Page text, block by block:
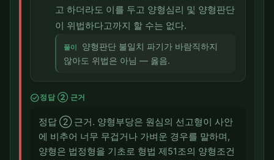
고 하더라도 이를 두고 양형심리 및 양형판단
이 위법하다고까지 할 수는 없다.
풀이
양형판단 불일치 파기가 바람직하지
않아도 위법은 아님 — 옳음.
check_circle정답 ② 근거
정답 ② 근거. 양형부당은 원심의 선고형이 사안
에 비추어 너무 무겁거나 가벼운 경우를 말하며,
양형은 법정형을 기초로 형법 제51조의 양형조건